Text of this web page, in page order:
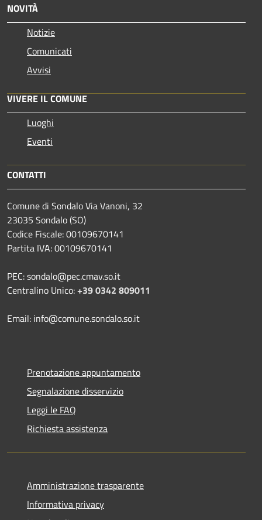
NOVITÀ
Notizie
Comunicati
Avvisi
VIVERE IL COMUNE
Luoghi
Eventi
CONTATTI
Comune di Sondalo Via Vanoni, 32
23035 Sondalo (SO)
Codice Fiscale: 00109670141
Partita IVA: 00109670141
PEC: sondalo@pec.cmav.so.it
Centralino Unico:+39 0342 809011
Email: info@comune.sondalo.so.it
Prenotazione appuntamento
Segnalazione disservizio
Leggi le FAQ
Richiesta assistenza
Amministrazione trasparente
Informativa privacy